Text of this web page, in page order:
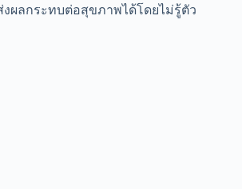
ผลกระทบต่อสุขภาพได้โดยไม่รู้ตัว